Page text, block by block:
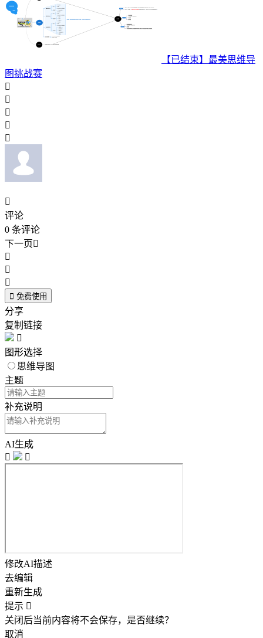
【已结束】最美思维导
图挑战赛






评论
0 条评论
下一页



 免费使用
分享
复制链接

图形选择
思维导图
主题
补充说明
AI生成


修改AI描述
去编辑
重新生成
提示 
关闭后当前内容将不会保存，是否继续？
取消